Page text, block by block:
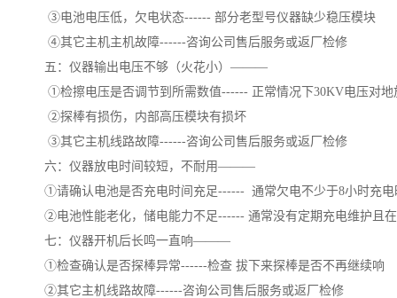
③电池电压低，欠电状态------ 部分老型号仪器缺少稳压模块
④其它主机主机故障------咨询公司售后服务或返厂检修
五：仪器输出电压不够（火花小）———
①检擦电压是否调节到所需数值------ 正常情况下30KV电压对
②探棒有损伤，内部高压模块有损坏
③其它主机线路故障------咨询公司售后服务或返厂检修
六：仪器放电时间较短，不耐用———
①请确认电池是否充电时间充足------ 通常欠电不少于8小时充电
②电池性能老化，储电能力不足------ 通常没有定期充电维护且
七：仪器开机后长鸣一直响———
①检查确认是否探棒异常------检查 拔下来探棒是否不再继续响
②其它主机线路故障------咨询公司售后服务或返厂检修